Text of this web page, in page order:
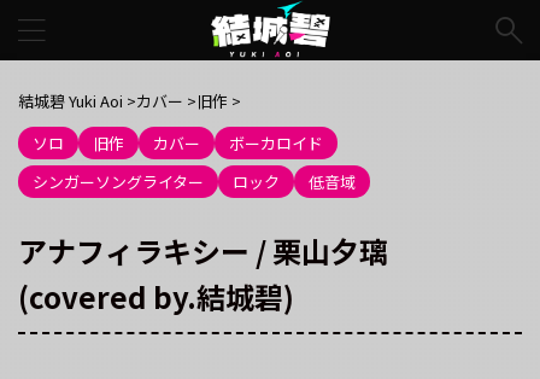
結城碧 Yuki Aoi >カバー >旧作 >
ソロ
旧作 カバー
ボーカロイド
シンガーソングライター
ロック 低音域
アナフィラキシー / 栗山夕璃
(covered by.結城碧)